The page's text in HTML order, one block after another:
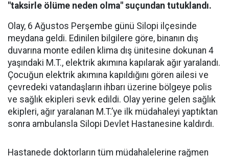
"taksirle ölüme neden olma" suçundan tutuklandı.
Olay, 6 Ağustos Perşembe günü Silopi ilçesinde
meydana geldi. Edinilen bilgilere göre, binanın dış
duvarına monte edilen klima dış ünitesine dokunan 4
yaşındaki M.T., elektrik akımına kapılarak ağır yaralandı.
Çocuğun elektrik akımına kapıldığını gören ailesi ve
çevredeki vatandaşların ihbarı üzerine bölgeye polis
ve sağlık ekipleri sevk edildi. Olay yerine gelen sağlık
ekipleri, ağır yaralanan M.T.’ye ilk müdahaleyi yaptıktan
sonra ambulansla Silopi Devlet Hastanesine kaldırdı.
Hastanede doktorların tüm müdahalelerine rağmen